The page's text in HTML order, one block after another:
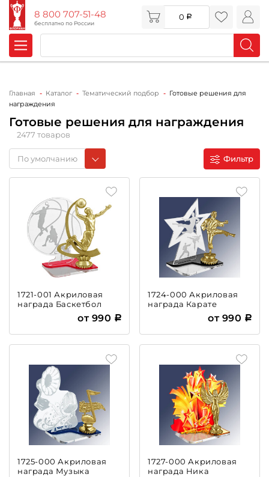
8 800 707-51-48
бесплатно по России
0
Главная Каталог Тематический подбор
Готовые решения для
награждения
Готовые решения для награждения
2477 товаров
По умолчанию Фильтр
1721-001 Акриловая
награда Баскетбол
от 990
1724-000 Акриловая
награда Карате
от 990
1725-000 Акриловая
награда Музыка
1727-000 Акриловая
награда Ника